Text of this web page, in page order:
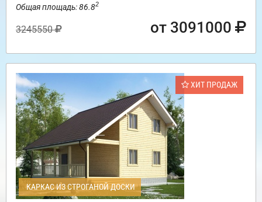
Общая площадь: 86.82
3245550 от 3091000
ХИТ ПРОДАЖ
КАРКАС ИЗ СТРОГАНОЙ ДОСКИ